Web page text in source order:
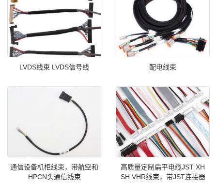
LVDS线束 LVDS信号线 配电线束
通信设备机柜线束，带航空和
HPCN头通信线束
高质量定制扁平电缆JST XH
SH VHR线束，带JST连接器